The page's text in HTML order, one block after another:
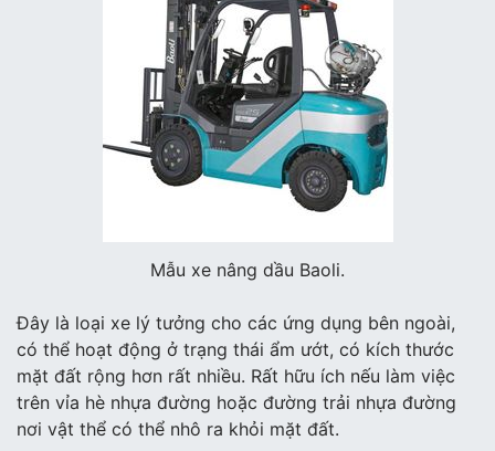
Mẫu xe nâng dầu Baoli.
Đây là loại xe lý tưởng cho các ứng dụng bên ngoài,
có thể hoạt động ở trạng thái ẩm ướt, có kích thước
mặt đất rộng hơn rất nhiều. Rất hữu ích nếu làm việc
trên vỉa hè nhựa đường hoặc đường trải nhựa đường
nơi vật thể có thể nhô ra khỏi mặt đất.